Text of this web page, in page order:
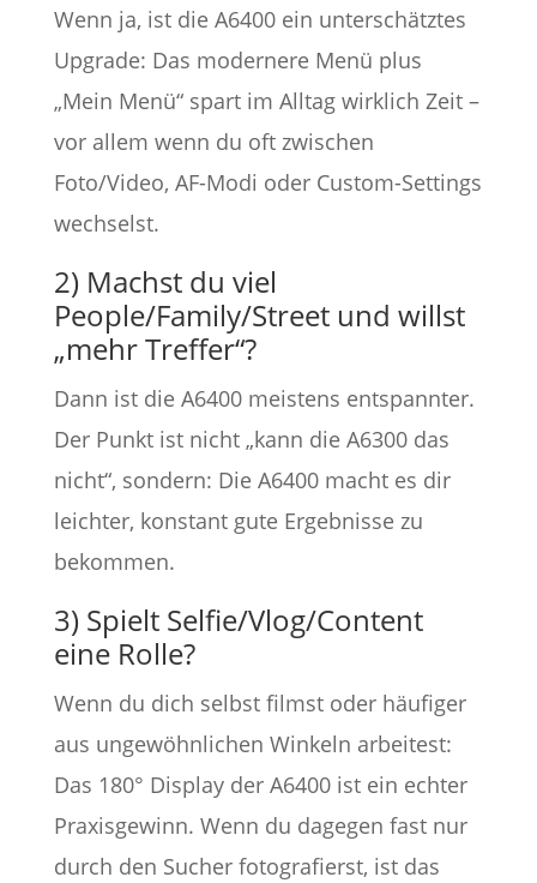
Wenn ja, ist die A6400 ein unterschätztes
Upgrade: Das modernere Menü plus
„Mein Menü“ spart im Alltag wirklich Zeit –
vor allem wenn du oft zwischen
Foto/Video, AF-Modi oder Custom-Settings
wechselst.
2) Machst du viel
People/Family/Street und willst
„mehr Treffer“?
Dann ist die A6400 meistens entspannter.
Der Punkt ist nicht „kann die A6300 das
nicht“, sondern: Die A6400 macht es dir
leichter, konstant gute Ergebnisse zu
bekommen.
3) Spielt Selfie/Vlog/Content
eine Rolle?
Wenn du dich selbst filmst oder häufiger
aus ungewöhnlichen Winkeln arbeitest:
Das 180° Display der A6400 ist ein echter
Praxisgewinn. Wenn du dagegen fast nur
durch den Sucher fotografierst, ist das